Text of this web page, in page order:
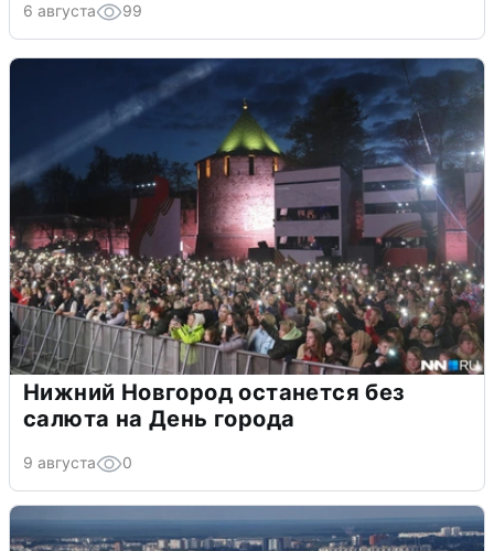
6 августа 99
Нижний Новгород останется без
салюта на День города
9 августа 0